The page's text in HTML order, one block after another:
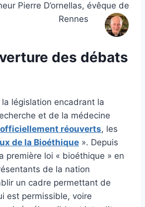
Pierre D’ornellas, évêque de
Rennes
des débats
la législation encadrant la
et de la médecine
officiellement réouverts, les
de la Bioéthique ». Depuis
première loi « bioéthique » en
de la nation
un cadre permettant de
est permissible, voire